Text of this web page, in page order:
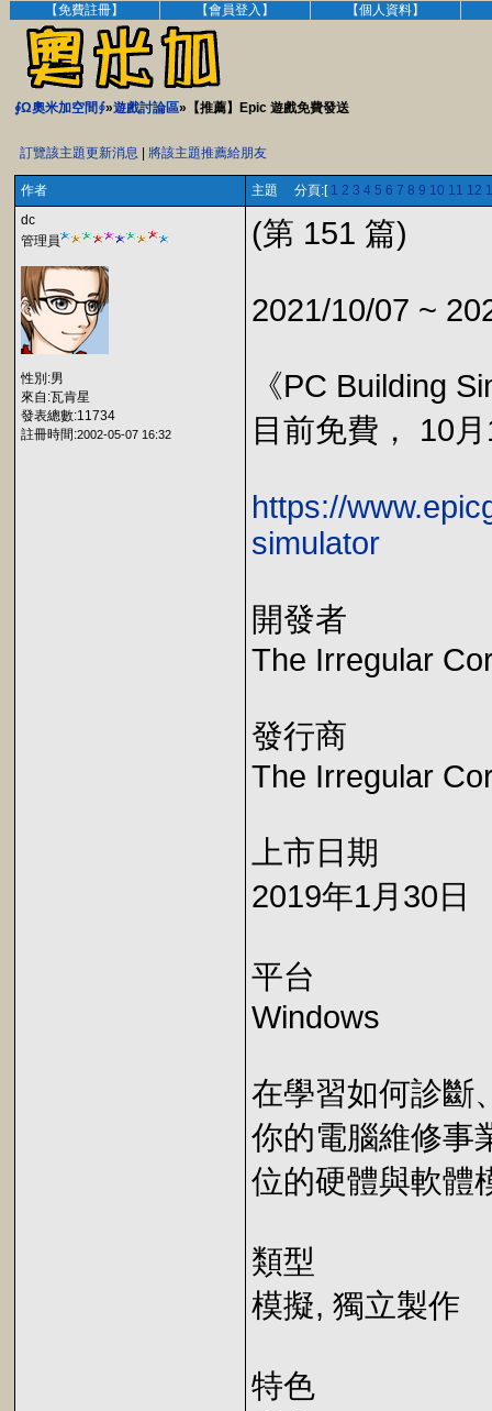
【免費註冊】 【會員登入】 【個人資料】
∮Ω奧米加空間∮»遊戲討論區»【推薦】Epic 遊戲免費發送
訂覽該主題更新消息 將該主題推薦給朋友
作者 主題 分頁:[ 1 2 3 4 5 6 7 8 9 10 11 12
dc
管理員
性別:男
來自:瓦肯星
發表總數:11734
註冊時間:2002-05-07 16:32
(第 151 篇)
2021/10/07 ~
《PC Building
目前免費， 10
https://
simulator
開發者
The Irregular
發行商
The Irregular
上市日期
2019年1月30日
平台
Windows
在學習如何診斷
你的電腦維修事
位的硬體與軟體
類型
模擬, 獨立製作
特色